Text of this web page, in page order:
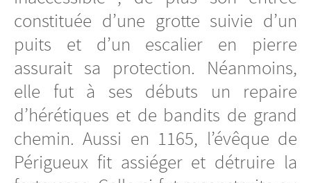
constituée d’une grotte suivie d’un
puits et d’un escalier en pierre
assurait sa protection. Néanmoins,
elle fut à ses débuts un repaire
d’hérétiques et de bandits de grand
chemin. Aussi en 1165, l’évêque de
Périgueux fit assiéger et détruire la